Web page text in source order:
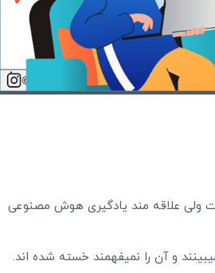
ولی علاقه مند یادگیری هوش مصنوعی
و آن را نمیفهمند خسته شده اند.